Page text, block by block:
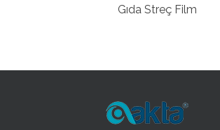
Gıda Streç Film